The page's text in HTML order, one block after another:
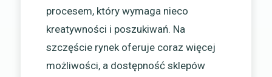
procesem, który wymaga nieco
kreatywności i poszukiwań. Na
szczęście rynek oferuje coraz więcej
możliwości, a dostępność sklepów